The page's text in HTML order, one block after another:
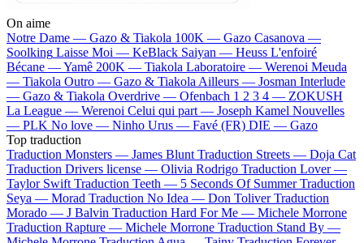
On aime
Notre Dame — Gazo & Tiakola 100K — Gazo Casanova —
Soolking Laisse Moi — KeBlack Saiyan — Heuss L'enfoiré
Bécane —Yamê 200K — Tiakola Laboratoire — Werenoi Meuda
— Tiakola Outro — Gazo & Tiakola Ailleurs — Josman Interlude
— Gazo & Tiakola Overdrive — Ofenbach 1 2 3 4 — ZOKUSH
La League — Werenoi Celui qui part — Joseph Kamel Nouvelles
— PLK No love — Ninho Urus — Favé (FR) DIE — Gazo
Top traduction
Traduction Monsters — James Blunt Traduction Streets — Doja Cat
Traduction Drivers license — Olivia Rodrigo Traduction Lover —
Taylor Swift Traduction Teeth — 5 Seconds Of Summer Traduction
Seya — Morad Traduction No Idea — Don Toliver Traduction
Morado — J Balvin Traduction Hard For Me — Michele Morrone
Traduction Rapture — Michele Morrone Traduction Stand By —